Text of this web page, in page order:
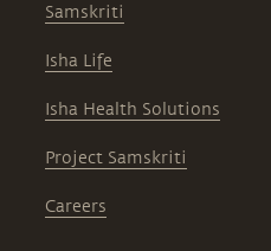
Samskriti
Isha Life
Isha Health Solutions
Project Samskriti
Careers